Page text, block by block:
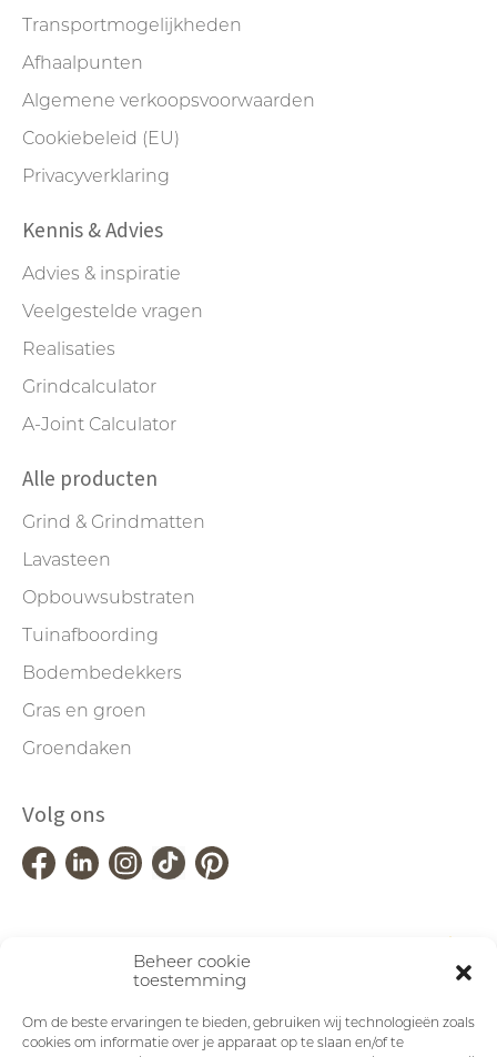
Beheer cookie
toestemming
Om de beste ervaringen te bieden, gebruiken wij technologieën zoals
cookies om informatie over je apparaat op te slaan en/of te
Transportmogelijkheden
Afhaalpunten
Algemene verkoopsvoorwaarden
Cookiebeleid (EU)
Privacyverklaring
Kennis & Advies
Advies & inspiratie
Veelgestelde vragen
Realisaties
Grindcalculator
A-Joint Calculator
Alle producten
Grind & Grindmatten
Lavasteen
Opbouwsubstraten
Tuinafboording
Bodembedekkers
Gras en groen
Groendaken
Volg ons